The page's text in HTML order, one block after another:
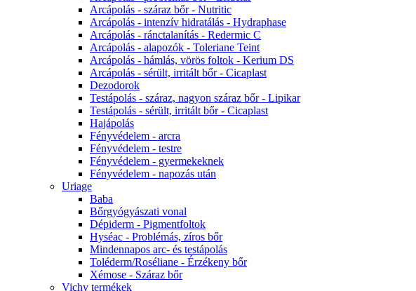
Arcápolás - száraz bőr - Nutritic
Arcápolás - intenzív hidratálás - Hydraphase
Arcápolás - ránctalanítás - Redermic C
Arcápolás - alapozók - Toleriane Teint
Arcápolás - hámlás, vörös foltok - Kerium DS
Arcápolás - sérült, irritált bőr - Cicaplast
Dezodorok
Testápolás - száraz, nagyon száraz bőr - Lipikar
Testápolás - sérült, irritált bőr - Cicaplast
Hajápolás
Fényvédelem - arcra
Fényvédelem - testre
Fényvédelem - gyermekeknek
Fényvédelem - napozás után
Uriage
Baba
Bőrgyógyászati vonal
Dépiderm - Pigmentfoltok
Hyséac - Problémás, zíros bőr
Mindennapos arc- és testápolás
Toléderm/Roséliane - Érzékeny bőr
Xémose - Száraz bőr
Vichy termékek